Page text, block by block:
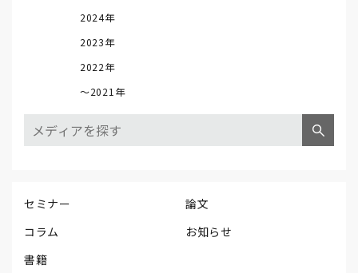
2024年
2023年
2022年
～2021年
セミナー
論文
コラム
お知らせ
書籍